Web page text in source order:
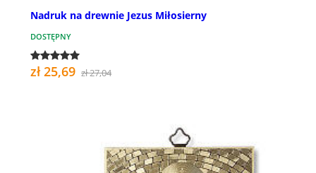
Nadruk na drewnie Jezus Miłosierny
DOSTĘPNY
zł 25,69 zł 27,04